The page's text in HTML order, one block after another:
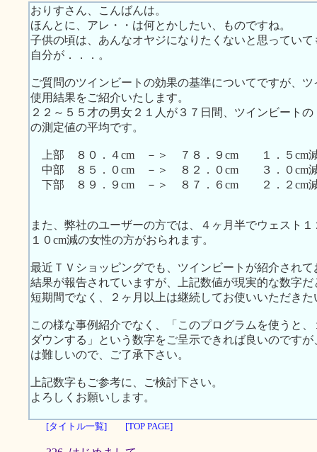
おりすさん、こんばんは。
ほんとに、アレ・・は何とかしたい、ものですね。
子供の頃は、あんなオヤジになりたくないと思ってい
自分が．．．。
ご質問のツインビートの効果の基準についてですが、
使用結果をご紹介いたします。
２２～５５才の男女２１人が３７日間、ツインビート
の測定値の平均です。
上部 ８０．４cm －＞ ７８．９cm １．５cm
中部 ８５．０cm －＞ ８２．０cm ３．０cm
下部 ８９．９cm －＞ ８７．６cm ２．２cm
また、弊社のユーザーの方では、４ヶ月半でウェスト
１０cm減の女性の方がおられます。
最近ＴＶショッピングでも、ツインビートが紹介され
結果が報告されていますが、上記数値が現実的な数字だ
短期間でなく、２ヶ月以上は継続してお使いいただき
この様な事例紹介でなく、「このプログラムを使うと
ダウンする」という数字をご呈示できれば良いのです
は難しいので、ご了承下さい。
上記数字もご参考に、ご検討下さい。
よろしくお願いします。
[タイトル一覧] [TOP PAGE]